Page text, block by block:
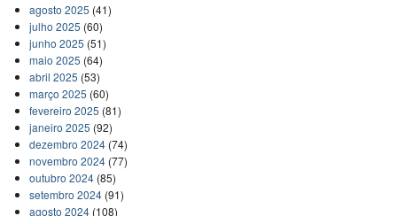
agosto 2025 (41)
julho 2025 (60)
junho 2025 (51)
maio 2025 (64)
abril 2025 (53)
março 2025 (60)
fevereiro 2025 (81)
janeiro 2025 (92)
dezembro 2024(74)
novembro 2024(77)
outubro 2024(85)
setembro 2024(91)
agosto 2024(108)